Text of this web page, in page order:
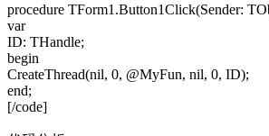
procedure TForm1.Button1Click(Sender:
var
ID: THandle;
begin
CreateThread(nil, 0, @MyFun, nil, 0, ID);
end;
[/code]